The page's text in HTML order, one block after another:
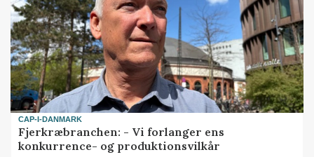
CAP-I-DANMARK
Fjerkræbranchen: - Vi forlanger ens
konkurrence- og produktionsvilkår